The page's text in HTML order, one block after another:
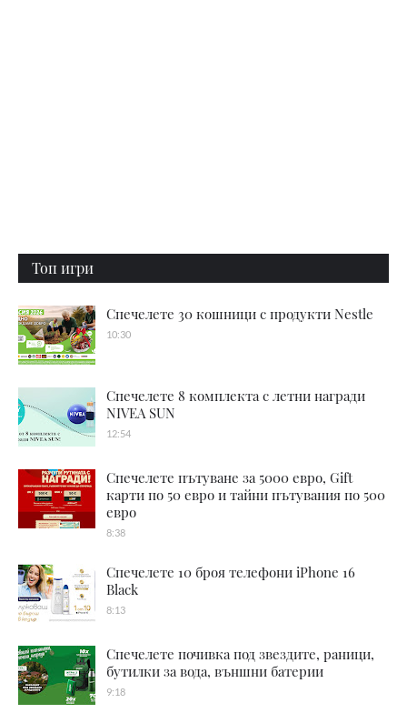
Топ игри
Спечелете 30 кошници с продукти Nestle
10:30
Спечелете 8 комплекта с летни награди
NIVEA SUN
12:54
Спечелете пътуване за 5000 евро, Gift
карти по 50 евро и тайни пътувания по 500
евро
8:38
Спечелете 10 броя телефони iPhone 16
Black
8:13
Спечелете почивка под звездите, раници,
бутилки за вода, външни батерии
9:18